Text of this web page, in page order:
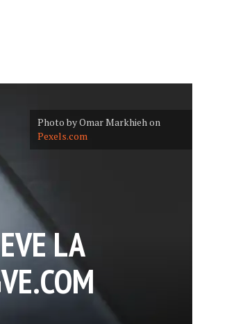
Photo by Omar Markhieh on
Pexels.com
LA